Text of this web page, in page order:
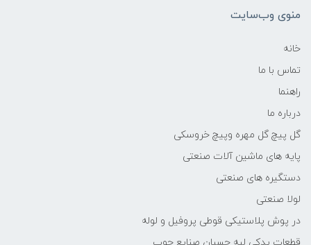
منوی وب‌سایت
خانه
تماس با ما
راهنما
درباره ما
گل پیچ گل مهره وپیچ خروسکی
پایه های ماشین آلات صنعتی
دستگیره های صنعتی
لولا صنعتی
در پوش پلاستیکی قوطی پروفیل و لوله